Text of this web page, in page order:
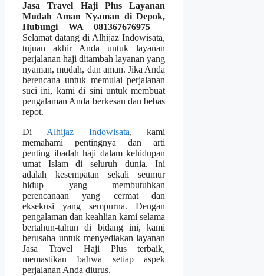
Jasa Travel Haji Plus Layanan
Mudah Aman Nyaman di Depok,
Hubungi WA 081367676975–
Selamat datang di Alhijaz Indowisata,
tujuan akhir Anda untuk layanan
perjalanan haji ditambah layanan yang
nyaman, mudah, dan aman. Jika Anda
berencana untuk memulai perjalanan
suci ini, kami di sini untuk membuat
pengalaman Anda berkesan dan bebas
repot.
Di Alhijaz Indowisata, kami
memahami pentingnya dan arti
penting ibadah haji dalam kehidupan
umat Islam di seluruh dunia. Ini
adalah kesempatan sekali seumur
hidup yang membutuhkan
perencanaan yang cermat dan
eksekusi yang sempurna. Dengan
pengalaman dan keahlian kami selama
bertahun-tahun di bidang ini, kami
berusaha untuk menyediakan layanan
Jasa Travel Haji Plus terbaik,
memastikan bahwa setiap aspek
perjalanan Anda diurus.